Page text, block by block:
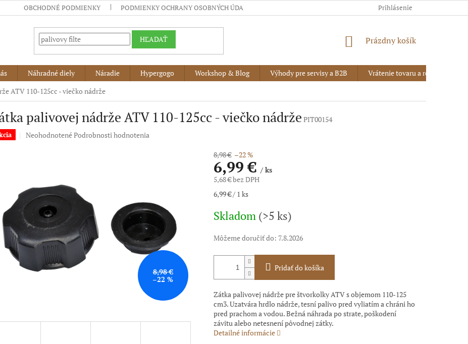
OBCHODNÉ PODMIENKY PODMIENKY OCHRANY OSOBNÝCH ÚDAJOV Prihlásenie
HĽADAŤ
NÁKUPNÝ
Prázdny košík
Náhradné diely Náradie Hypergogo Workshop & Blog Výhody pre servisy a B2B
Vrátenie tovaru a reklamácia
ATV 110-125cc - viečko nádrže
palivovej nádrže ATV 110-125cc - viečko nádrže PIT00154
Priemerné
5
hviezdičiek.
NeohodnotenéPodrobnosti hodnotenia
8,98 €
–22 %
8,98 € –22 %
6,99 €/ ks
5,68 € bez DPH
Jednotková
6,99 € / 1 ks
Skladom (>5 ks)
Môžeme doručiť do: 7.8.2026
Pridať do košíka
Zátka palivovej nádrže pre štvorkolky ATV s objemom 110-125
cm3. Uzatvára hrdlo nádrže, tesní palivo pred vyliatím a chráni ho
pred prachom a vodou. Bežná náhrada po strate, poškodení
závitu alebo netesnení pôvodnej zátky.
Detailné informácie